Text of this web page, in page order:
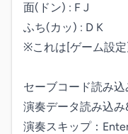
面(ドン) : F J
ふち(カッ) : D K
※これは[ゲーム設定
セーブコード読み
演奏データ読み込み
演奏スキップ：